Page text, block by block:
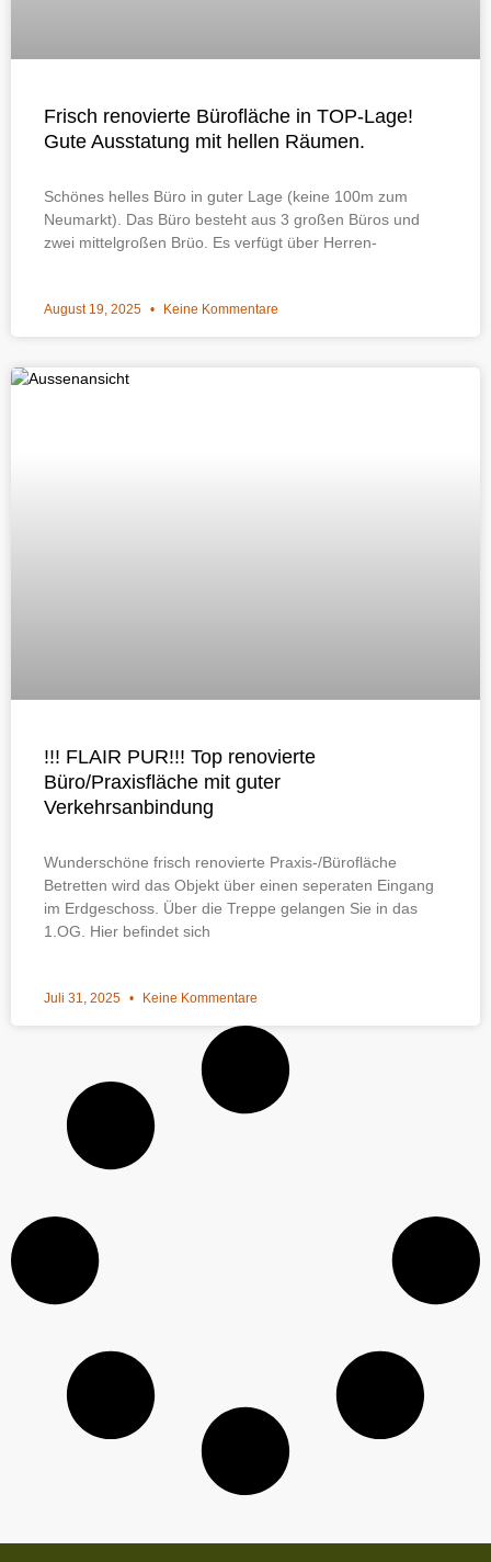
Frisch renovierte Bürofläche in TOP-Lage!
Gute Ausstatung mit hellen Räumen.
Schönes helles Büro in guter Lage (keine 100m zum
Neumarkt). Das Büro besteht aus 3 großen Büros und
zwei mittelgroßen Brüo. Es verfügt über Herren-
August 19, 2025 Keine Kommentare
!!! FLAIR PUR!!! Top renovierte
Büro/Praxisfläche mit guter
Verkehrsanbindung
Wunderschöne frisch renovierte Praxis-/Bürofläche
Betretten wird das Objekt über einen seperaten Eingang
im Erdgeschoss. Über die Treppe gelangen Sie in das
1.OG. Hier befindet sich
Juli 31, 2025 Keine Kommentare